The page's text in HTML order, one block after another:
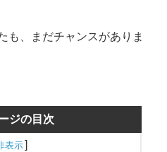
も、まだチャンスがありま
ジの目次